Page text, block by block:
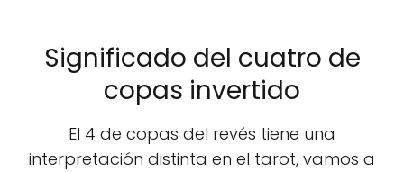
Significado del cuatro de
copas invertido
El 4 de copas del revés tiene una
interpretación distinta en el tarot, vamos a